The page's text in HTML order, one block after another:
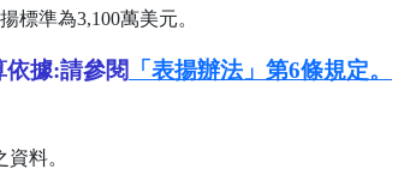
標準為3,100萬美元。
據:請參閱 「表揚辦法」第6條規定。
料。